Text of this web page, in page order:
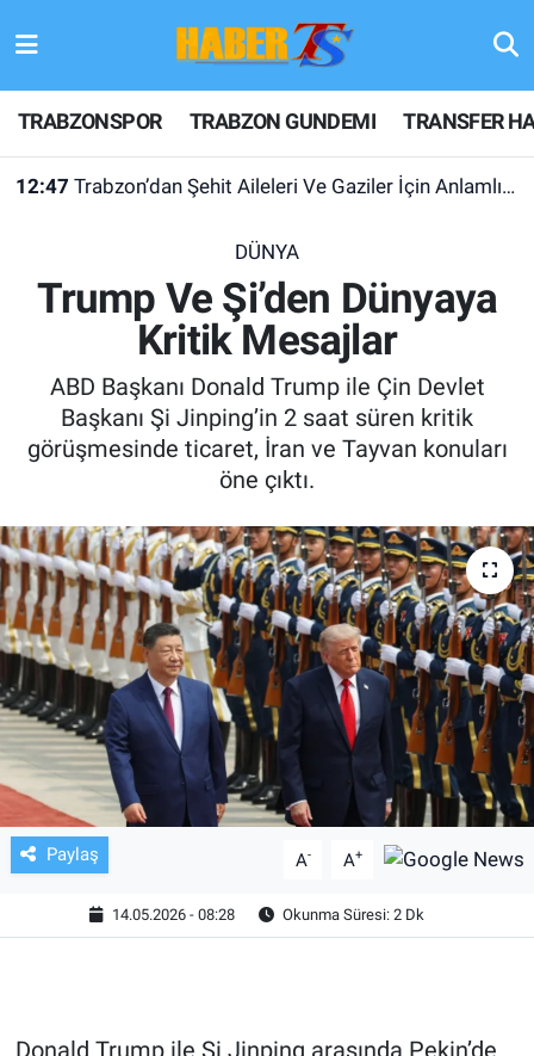
TRABZONSPOR TRABZON GUNDEMI TRANSFER
12:47 Trabzon’dan Şehit Aileleri Ve Gaziler İçin Anlamlı Çağrı
DÜNYA
Trump Ve Şi’den Dünyaya
Kritik Mesajlar
ABD Başkanı Donald Trump ile Çin Devlet
Başkanı Şi Jinping’in 2 saat süren kritik
görüşmesinde ticaret, İran ve Tayvan konuları
öne çıktı.
Paylaş A- A+
14.05.2026 - 08:28 Okunma Süresi: 2 Dk
TRABZONSPOR
TRABZON GUNDEMI
KULİS MEYDANI
1461 TRABZON
FUTBOL
TV VE SİNEMA
BASKETBOL
SAĞLIK
GENEL
KÜLTÜR SANAT
EKONOMİ
Hava Durumu
Trafik Durumu
Son Dakika Haberleri
Haber Arşivi